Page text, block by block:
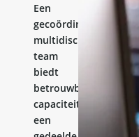
Een
gecoördineerd
multidisciplinair
team
biedt
betrouwbare
capaciteit,
een